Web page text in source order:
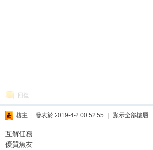
回復
樓主 發表於 2019-4-2 00:52:55 顯示全部樓層
互解任務
優質魚友